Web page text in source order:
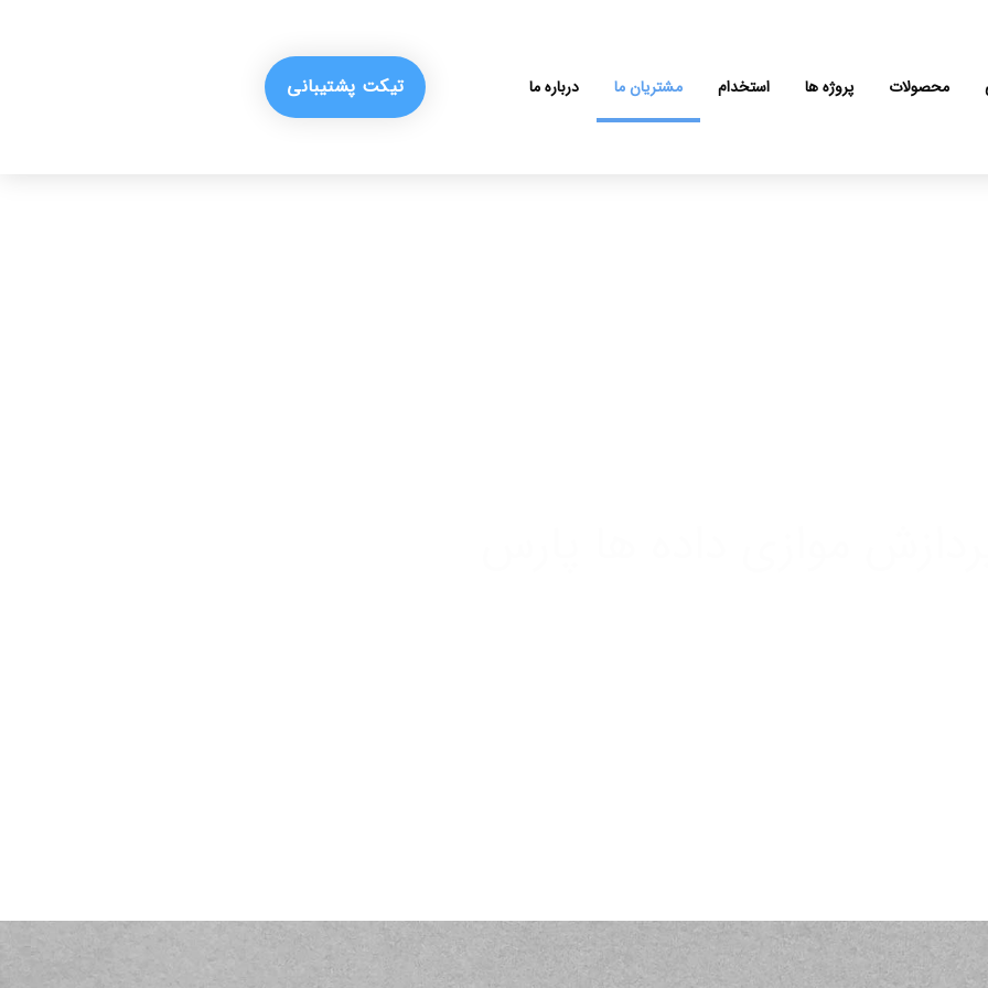
محصولات پروژه ها استخدام مشتریان ما درباره ما تیکت پشتیبانی